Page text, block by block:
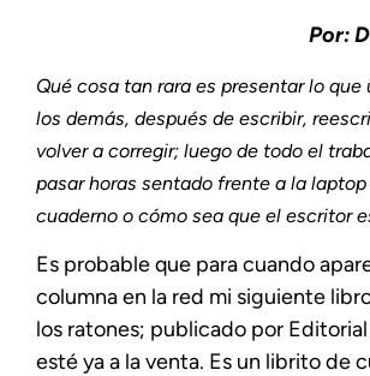
Por:
Qué cosa tan rara es presentar lo que
los demás, después de escribir,
volver a corregir; luego de todo el
pasar horas sentado frente a la
cuaderno o cómo sea que el escritor
Es probable que para cuando
columna en la red mi siguiente
los ratones; publicado por
esté ya a la venta. Es un librito de